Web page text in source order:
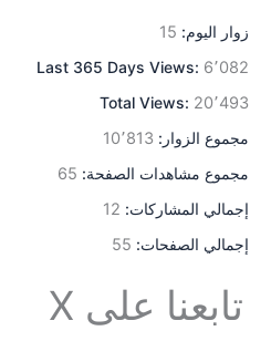
زوار اليوم: 15
Last 365 Days Views: 6٬082
Total Views: 20٬493
مجموع الزوار: 10٬813
مجموع مشاهدات الصفحة: 65
إجمالي المشاركات: 12
إجمالي الصفحات: 55
تابعنا على X